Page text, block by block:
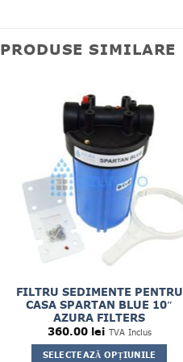
PRODUSE SIMILARE
FILTRU SEDIMENTE PENTRU
CASA SPARTAN BLUE 10″
AZURA FILTERS
360.00 lei TVA Inclus
SELECTEAZĂ OPȚIUNILE